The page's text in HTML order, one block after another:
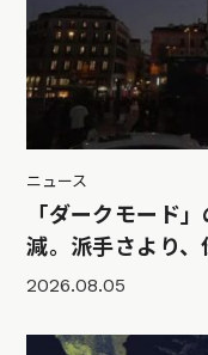
ニュース
「ダークモード
減。派手さより
2026.08.05